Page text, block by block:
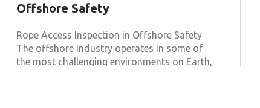
Offshore Safety
Rope Access Inspection in Offshore Safety
The offshore industry operates in some of
the most challenging environments on Earth,